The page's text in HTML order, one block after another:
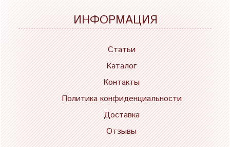
ИНФОРМАЦИЯ
Статьи
Каталог
Контакты
Политика конфиденциальности
Доставка
Отзывы